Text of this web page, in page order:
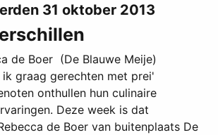
31 oktober 2013
de Boer (De Blauwe Meije)
graag gerechten met prei'
onthullen hun culinaire
Deze week is dat
de Boer van buitenplaats De